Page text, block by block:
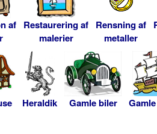
af Restaurering af
malerier
Rensning af
metaller
Heraldik Gamle biler